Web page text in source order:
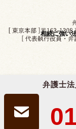
相続に強い
弁護士
弁護士法